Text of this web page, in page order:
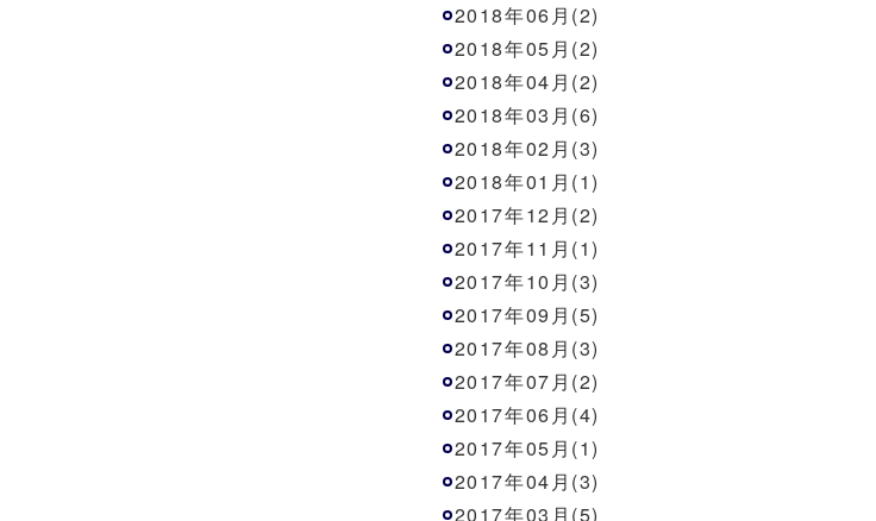
2018年06月(2)
2018年05月(2)
2018年04月(2)
2018年03月(6)
2018年02月(3)
2018年01月(1)
2017年12月(2)
2017年11月(1)
2017年10月(3)
2017年09月(5)
2017年08月(3)
2017年07月(2)
2017年06月(4)
2017年05月(1)
2017年04月(3)
2017年03月(5)